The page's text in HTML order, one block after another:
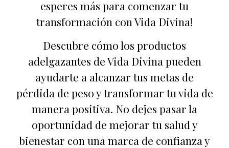
esperes más para comenzar tu
transformación con Vida Divina!
Descubre cómo los productos
adelgazantes de Vida Divina pueden
ayudarte a alcanzar tus metas de
pérdida de peso y transformar tu vida de
manera positiva. No dejes pasar la
oportunidad de mejorar tu salud y
bienestar con una marca de confianza y